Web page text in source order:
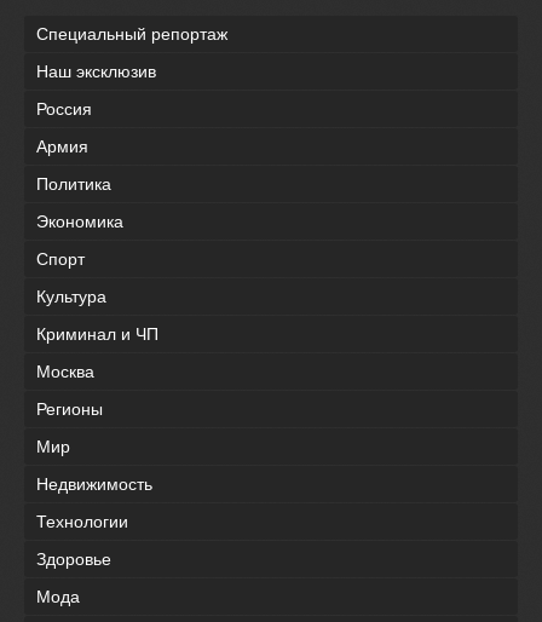
Специальный репортаж
Наш эксклюзив
Россия
Армия
Политика
Экономика
Спорт
Культура
Криминал и ЧП
Москва
Регионы
Мир
Недвижимость
Технологии
Здоровье
Мода